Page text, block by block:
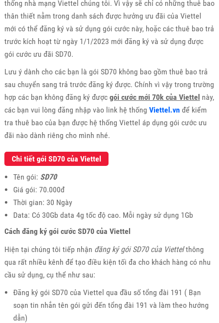
thống nhà mạng Viettel chúng tôi. Vì vậy sẽ chỉ có những thuê bao
thân thiết nằm trong danh sách được hưởng ưu đãi của Viettel
mới có thể đăng ký và sử dụng gói cước này, hoặc các thuê bao trả
trước kích hoạt từ ngày 1/1/2023 mới đăng ký và sử dụng được
gói cước ưu đãi SD70.
Lưu ý dành cho các bạn là gói SD70 không bao gồm thuê bao trả
sau chuyển sang trả trước đăng ký được. Chính vì vậy trong trường
hợp các bạn không đăng ký được gói cước mới 70k của Viettel này,
các bạn vui lòng đăng nhập vào link hệ thống Viettel.vnđể kiểm
tra thuê bao của bạn được hệ thống Viettel áp dụng gói cước ưu
đãi nào dành riêng cho mình nhé.
Chi tiết gói SD70 của Viettel
Tên gói: SD70
Giá gói: 70.000đ
Thời gian: 30 Ngày
Data: Có 30Gb data 4g tốc độ cao. Mỗi ngày sử dụng 1Gb
Cách đăng ký gói cước SD70 của Viettel
Hiện tại chúng tôi tiếp nhận đăng ký gói SD70 của Viettelthông
qua rất nhiều kênh để tạo điều kiện tối đa cho khách hàng có nhu
cầu sử dụng, cụ thể như sau:
Đăng ký gói SD70 của Viettel qua đầu số tổng đài 191 ( Bạn
soạn tin nhắn tên gói gửi đến tổng đài 191 và làm theo hướng
dẫn)